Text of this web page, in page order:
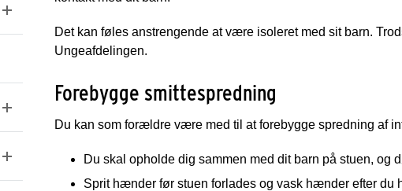
Det kan føles anstrengende at være isoleret med sit barn.
Ungeafdelingen.
Forebygge smittespredning
Du kan som forældre være med til at forebygge spredning af
Du skal opholde dig sammen med dit barn på stuen, og
Sprit hænder før stuen forlades og vask hænder efter du